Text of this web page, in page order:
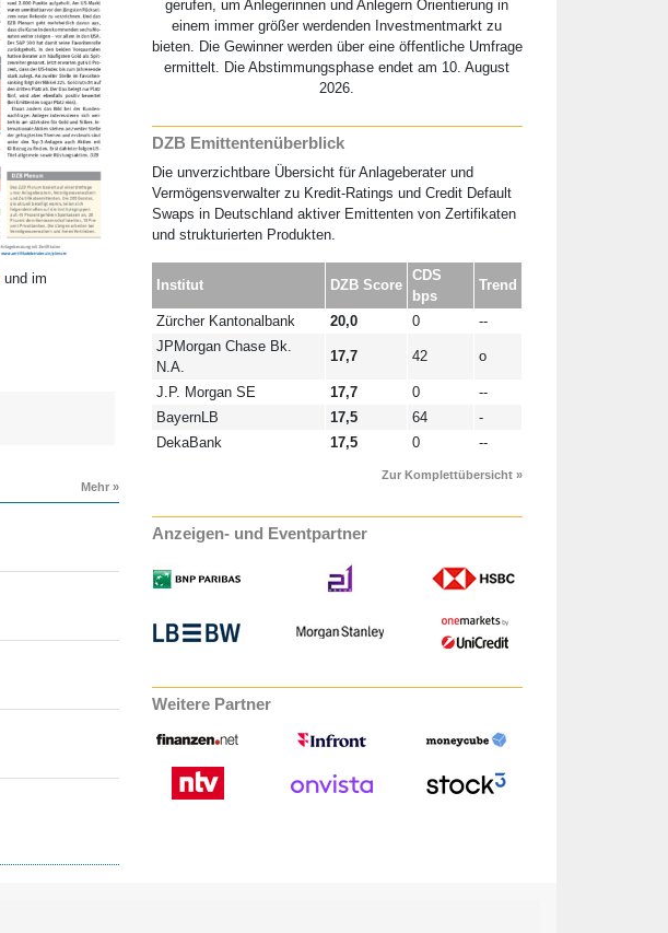
und im
Mehr »
gerufen, um Anlegerinnen und Anlegern Orientierung in
einem immer größer werdenden Investmentmarkt zu
bieten. Die Gewinner werden über eine öffentliche Umfrage
ermittelt. Die Abstimmungsphase endet am 10. August
2026.
DZB Emittentenüberblick
Die unverzichtbare Übersicht für Anlageberater und
Vermögensverwalter zu Kredit-Ratings und Credit Default
Swaps in Deutschland aktiver Emittenten von Zertifikaten
und strukturierten Produkten.
Institut DZB Score
CDS
bps
Trend
Zürcher Kantonalbank 20,0 0
--
JPMorgan Chase Bk.
N.A.
17,7 42 o
J.P. Morgan SE 17,7 0
--
BayernLB
17,5 64
-
DekaBank
17,5 0 --
Zur Komplettübersicht »
Anzeigen- und Eventpartner
Weitere Partner